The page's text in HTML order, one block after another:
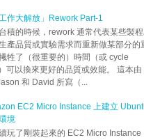
作大解放」Rework Part-1
積的時候，rework 通常代表某些製程
產品質或實驗需求而重新做某部分的
牲了（很重要的）時間（或 cycle
可以換來更好的品質或效能。 這本由
和 David 所寫（...
EC2 Micro Instance 上建立
境
玩了剛裝起來的 EC2 Micro Instance